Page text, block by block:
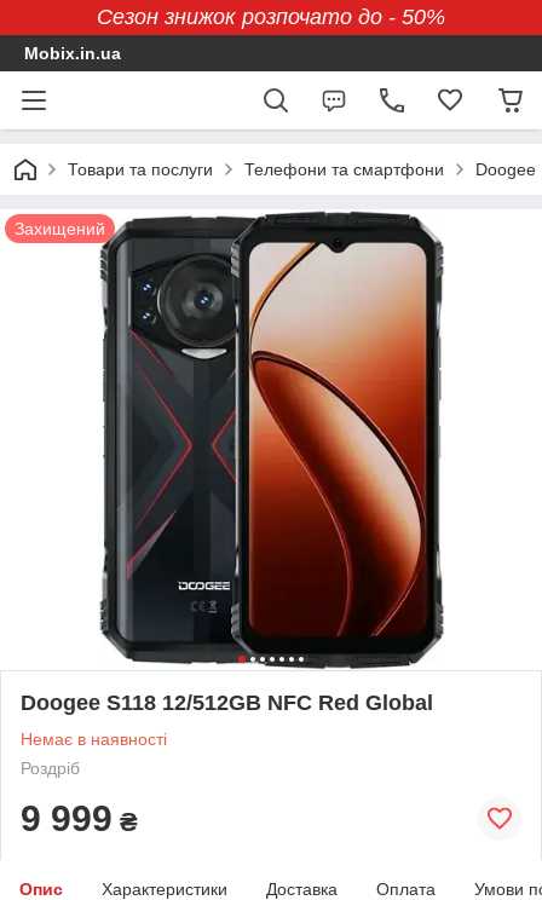
Сезон знижок розпочато до - 50%
Mobix.in.ua
Товари та послуги Телефони та смартфони Doogee
Захищений
Doogee S118 12/512GB NFC Red Global
Немає в наявності
Роздріб
9 999 ₴
Опис Характеристики Доставка Оплата Умови